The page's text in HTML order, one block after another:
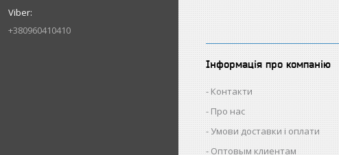
+380960410410
Інформація про компанію
Контакти
Про нас
Умови доставки і оплати
Оптовым клиентам